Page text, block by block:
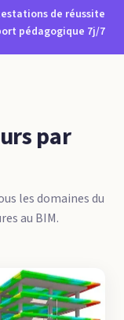
de réussite
pédagogique 7j/7
par
les domaines du
au BIM.